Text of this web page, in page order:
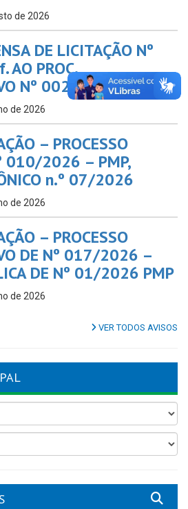
de 2026
DE LICITAÇÃO Nº
PROC.
Nº 002/2025 – FMAS
de 2026
– PROCESSO
010/2026 – PMP,
n.º 07/2026
de 2026
– PROCESSO
DE Nº 017/2026 –
DE Nº 01/2026 PMP
de 2026
VER TODOS AVISOS